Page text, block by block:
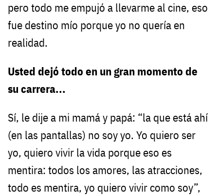
pero todo me empujó a llevarme al cine, eso
fue destino mío porque yo no quería en
realidad.
Usted dejó todo en un gran momento de
su carrera...
Sí, le dije a mi mamá y papá: “la que está ahí
(en las pantallas) no soy yo. Yo quiero ser
yo, quiero vivir la vida porque eso es
mentira: todos los amores, las atracciones,
todo es mentira, yo quiero vivir como soy”,